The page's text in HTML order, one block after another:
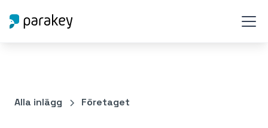
Alla inlägg Företaget